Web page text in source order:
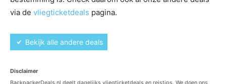
via de vliegticketdeals pagina.
Bekijk alle andere deals
Disclaimer